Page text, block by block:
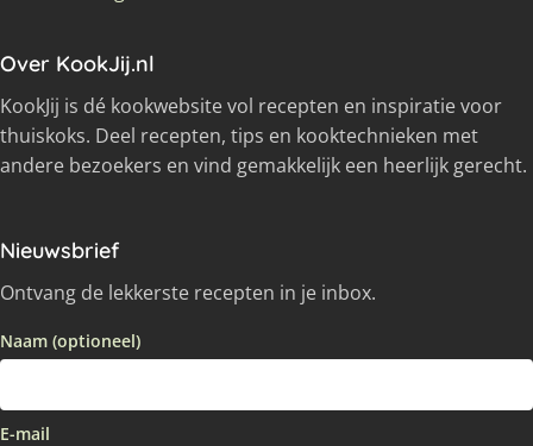
Over KookJij.nl
KookJij is dé kookwebsite vol recepten en inspiratie voor
thuiskoks. Deel recepten, tips en kooktechnieken met
andere bezoekers en vind gemakkelijk een heerlijk gerecht.
Nieuwsbrief
Ontvang de lekkerste recepten in je inbox.
Naam (optioneel)
E-mail